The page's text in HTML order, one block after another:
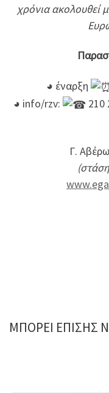
χρόνια ακολουθεί
◕ έναρξη
◕ info/rzv:
210
Γ.
ΜΠΟΡΕΊ ΕΠΊΣΗΣ